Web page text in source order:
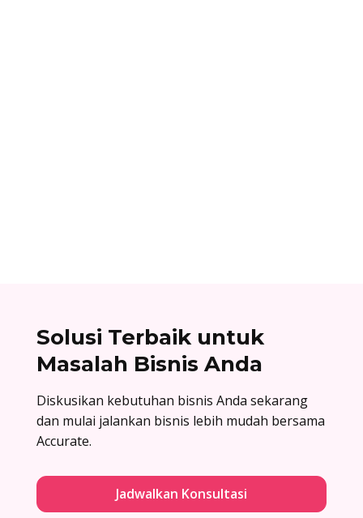
Solusi Terbaik untuk
Masalah Bisnis Anda
Diskusikan kebutuhan bisnis Anda sekarang
dan mulai jalankan bisnis lebih mudah bersama
Accurate.
Jadwalkan Konsultasi